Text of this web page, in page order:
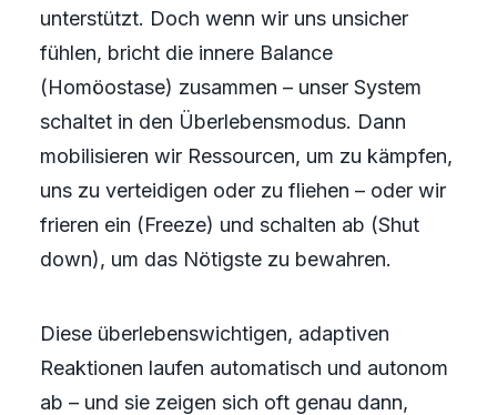
unterstützt. Doch wenn wir uns unsicher
fühlen, bricht die innere Balance
(Homöostase) zusammen – unser System
schaltet in den Überlebensmodus. Dann
mobilisieren wir Ressourcen, um zu kämpfen,
uns zu verteidigen oder zu fliehen – oder wir
frieren ein (Freeze) und schalten ab (Shut
down), um das Nötigste zu bewahren.
Diese überlebenswichtigen, adaptiven
Reaktionen laufen automatisch und autonom
ab – und sie zeigen sich oft genau dann,